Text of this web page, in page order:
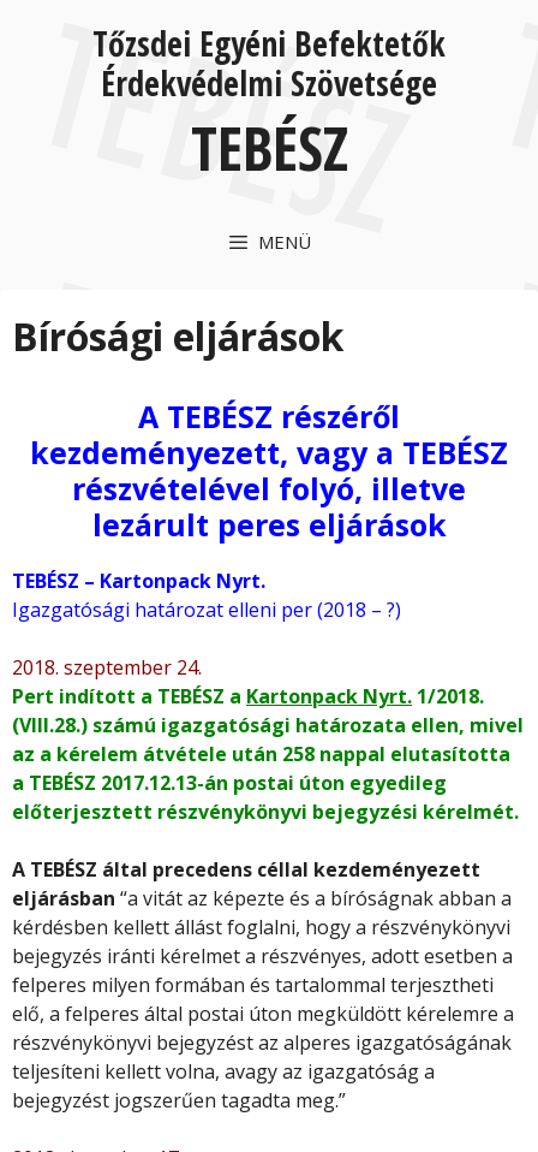
Tőzsdei Egyéni Befektetők
Érdekvédelmi Szövetsége
TEBÉSZ
MENÜ
Bírósági eljárások
A TEBÉSZ részéről
kezdeményezett, vagy a TEBÉSZ
részvételével folyó, illetve
lezárult peres eljárások
TEBÉSZ – Kartonpack Nyrt.
Igazgatósági határozat elleni per(2018 – ?)
2018. szeptember 24.
Pert indított a TEBÉSZ a Kartonpack Nyrt. 1/2018.
(VIII.28.) számú igazgatósági határozata ellen, mivel
az a kérelem átvétele után 258 nappal elutasította
a TEBÉSZ 2017.12.13-án postai úton egyedileg
előterjesztett részvénykönyvi bejegyzési kérelmét.
A TEBÉSZ által precedens céllal kezdeményezett
eljárásban “a vitát az képezte és a bíróságnak abban a
kérdésben kellett állást foglalni, hogy a részvénykönyvi
bejegyzés iránti kérelmet a részvényes, adott esetben a
felperes milyen formában és tartalommal terjesztheti
elő, a felperes által postai úton megküldött kérelemre a
részvénykönyvi bejegyzést az alperes igazgatóságának
teljesíteni kellett volna, avagy az igazgatóság a
bejegyzést jogszerűen tagadta meg.”